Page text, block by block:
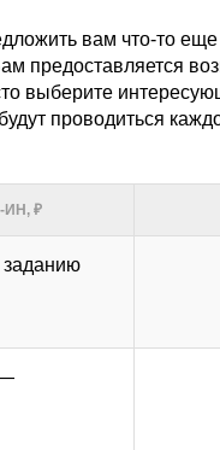
вам что-то
предоставляется
выберите
проводиться
ИН, ₽
заданию